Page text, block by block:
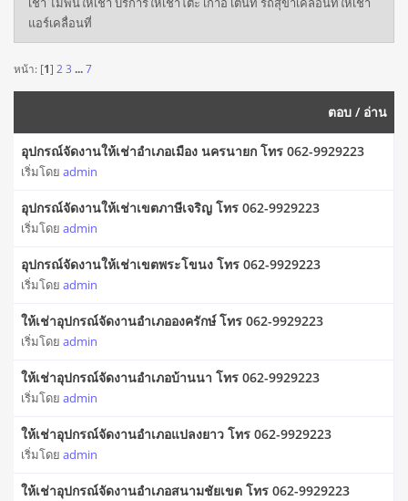
แอร์เคลื่อนที่
หน้า: [1] 2 3 ...7
ตอบ / อ่าน
อุปกรณ์จัดงานให้เช่าอำเภอเมือง นครนายก โทร 062-9929223
เริ่มโดย admin
อุปกรณ์จัดงานให้เช่าเขตภาษีเจริญ โทร 062-9929223
เริ่มโดย admin
อุปกรณ์จัดงานให้เช่าเขตพระโขนง โทร 062-9929223
เริ่มโดย admin
ให้เช่าอุปกรณ์จัดงานอำเภอองครักษ์ โทร 062-9929223
เริ่มโดย admin
ให้เช่าอุปกรณ์จัดงานอำเภอบ้านนา โทร 062-9929223
เริ่มโดย admin
ให้เช่าอุปกรณ์จัดงานอำเภอแปลงยาว โทร 062-9929223
เริ่มโดย admin
ให้เช่าอุปกรณ์จัดงานอำเภอสนามชัยเขต โทร 062-9929223